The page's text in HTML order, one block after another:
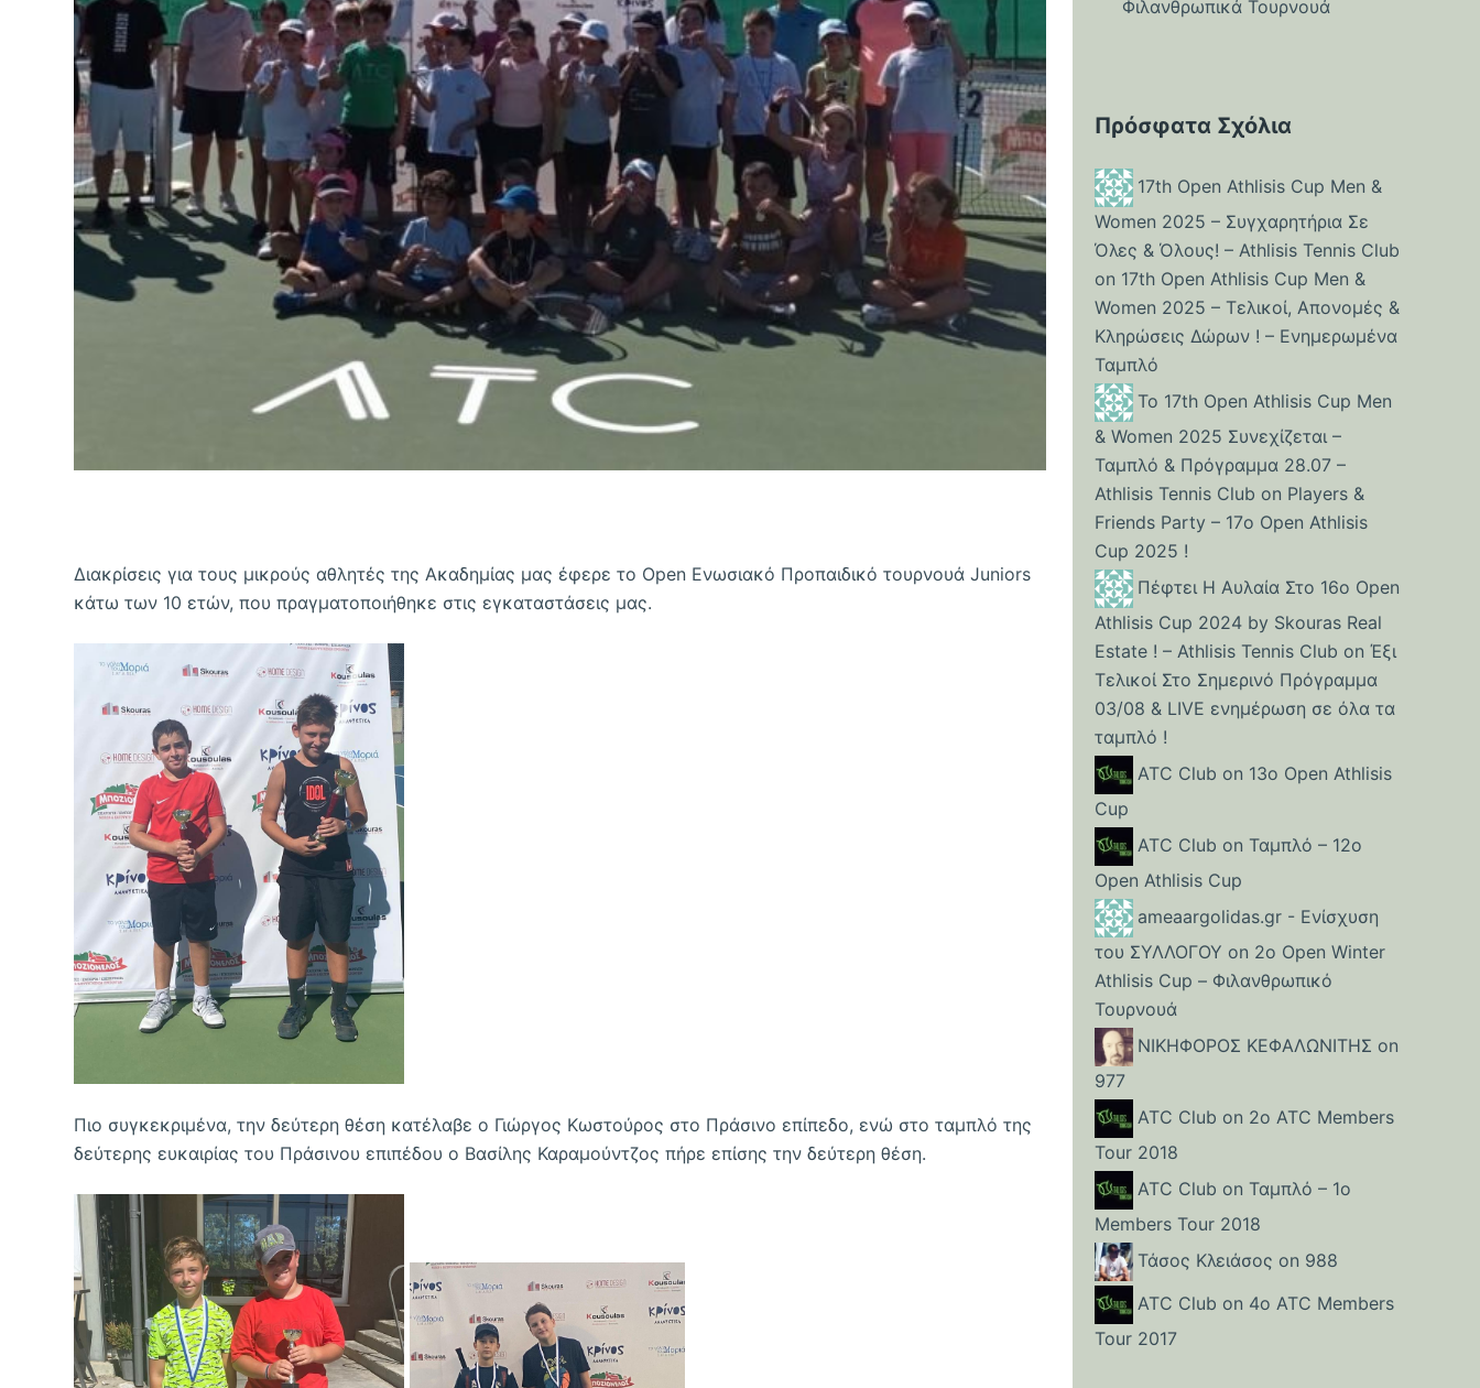
Διακρίσεις για τους μικρούς αθλητές της Ακαδημίας μας έφερε το Open Ενωσιακό Προπαιδικό τουρνουά Juniors
κάτω των 10 ετών, που πραγματοποιήθηκε στις εγκαταστάσεις μας.
Πιο συγκεκριμένα, την δεύτερη θέση κατέλαβε ο Γιώργος Κωστούρος στο Πράσινο επίπεδο, ενώ στο ταμπλό της
δεύτερης ευκαιρίας του Πράσινου επιπέδου ο Βασίλης Καραμούντζος πήρε επίσης την δεύτερη θέση.
Φιλανθρωπικά Τουρνουά
Πρόσφατα Σχόλια
17th Open Athlisis Cup Men &
Women 2025 – Συγχαρητήρια Σε
Όλες & Όλους! – Athlisis Tennis Club
on 17th Open Athlisis Cup Men &
Women 2025 – Τελικοί, Απονομές &
Κληρώσεις Δώρων ! – Ενημερωμένα
Ταμπλό
Το 17th Open Athlisis Cup Men
& Women 2025 Συνεχίζεται –
Ταμπλό & Πρόγραμμα 28.07 –
Athlisis Tennis Club on Players &
Friends Party – 17ο Open Athlisis
Cup 2025 !
Πέφτει Η Αυλαία Στο 16ο Open
Athlisis Cup 2024 by Skouras Real
Estate ! – Athlisis Tennis Club onΈξι
Τελικοί Στο Σημερινό Πρόγραμμα
03/08 & LIVE ενημέρωση σε όλα τα
ταμπλό !
ATC Club on 13ο Open Athlisis
Cup
ATC Club on Ταμπλό – 12o
Open Athlisis Cup
ameaargolidas.gr - Eνίσχυση
του ΣΥΛΛΟΓΟΥ on 2ο Open Winter
Athlisis Cup – Φιλανθρωπικό
Τουρνουά
ΝΙΚΗΦΟΡΟΣ ΚΕΦΑΛΩΝΙΤΗΣ on
977
ATC Club on 2o ATC Members
Tour 2018
ATC Club on Ταμπλό – 1o
Members Tour 2018
Τάσος Κλειάσος on 988
ATC Club on 4o ATC Members
Tour 2017